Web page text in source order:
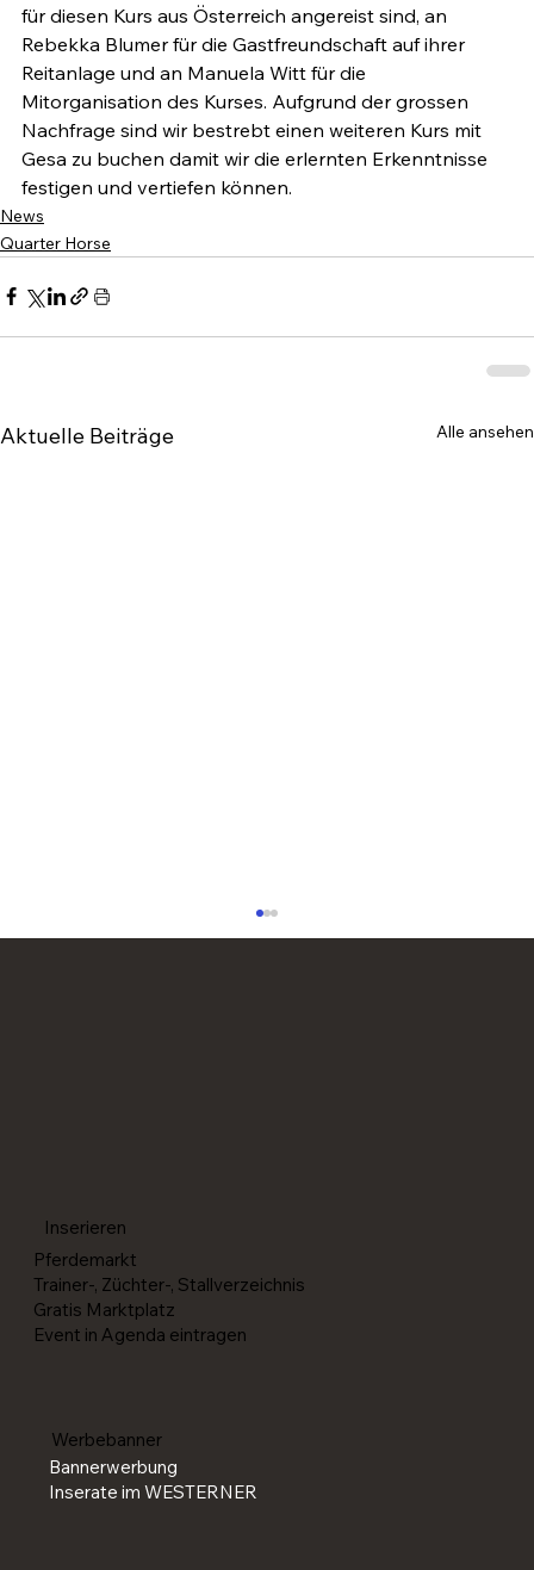
für diesen Kurs aus Österreich angereist sind, an
Rebekka Blumer für die Gastfreundschaft auf ihrer
Reitanlage und an Manuela Witt für die
Mitorganisation des Kurses. Aufgrund der grossen
Nachfrage sind wir bestrebt einen weiteren Kurs mit
Gesa zu buchen damit wir die erlernten Erkenntnisse
festigen und vertiefen können.
News
Quarter Horse
Aktuelle Beiträge Alle ansehen
Inserieren
Pferdemarkt
Trainer-, Züchter-, Stallverzeichnis
Gratis Marktplatz
Event in Agenda eintragen
Werbebanner
Bannerwerbung
Inserate im WESTERNER